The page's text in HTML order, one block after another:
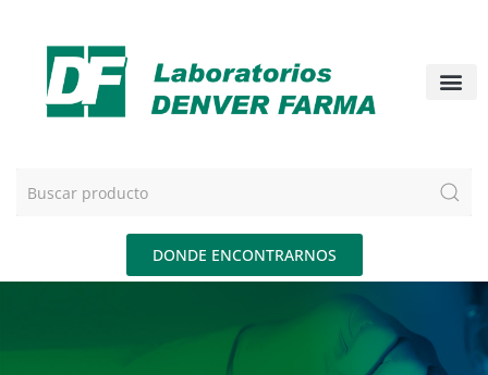
DONDE ENCONTRARNOS